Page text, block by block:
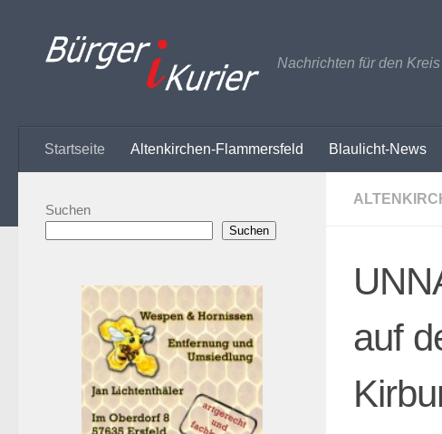
Nachrichten für den
Startseite Altenkirchen-Flammersfeld Blaulicht-News
auf
Suchen
Suchen